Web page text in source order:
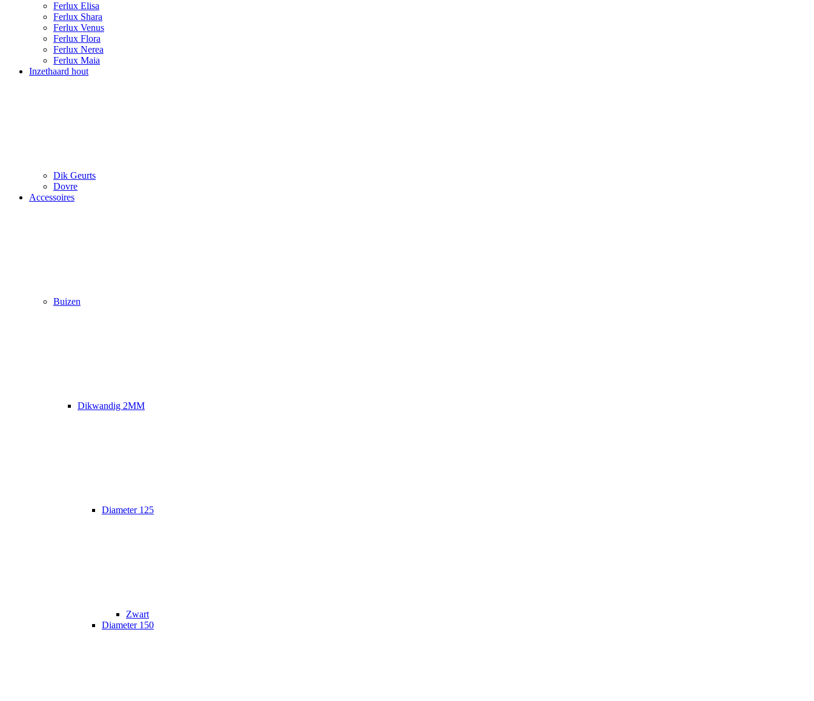
Ferlux Elisa
Ferlux Shara
Ferlux Venus
Ferlux Flora
Ferlux Nerea
Ferlux Maia
Inzethaard hout
Dik Geurts
Dovre
Accessoires
Buizen
Dikwandig 2MM
Diameter 125
Zwart
Diameter 150